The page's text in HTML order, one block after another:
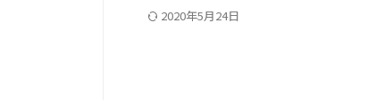
2020年5月24日